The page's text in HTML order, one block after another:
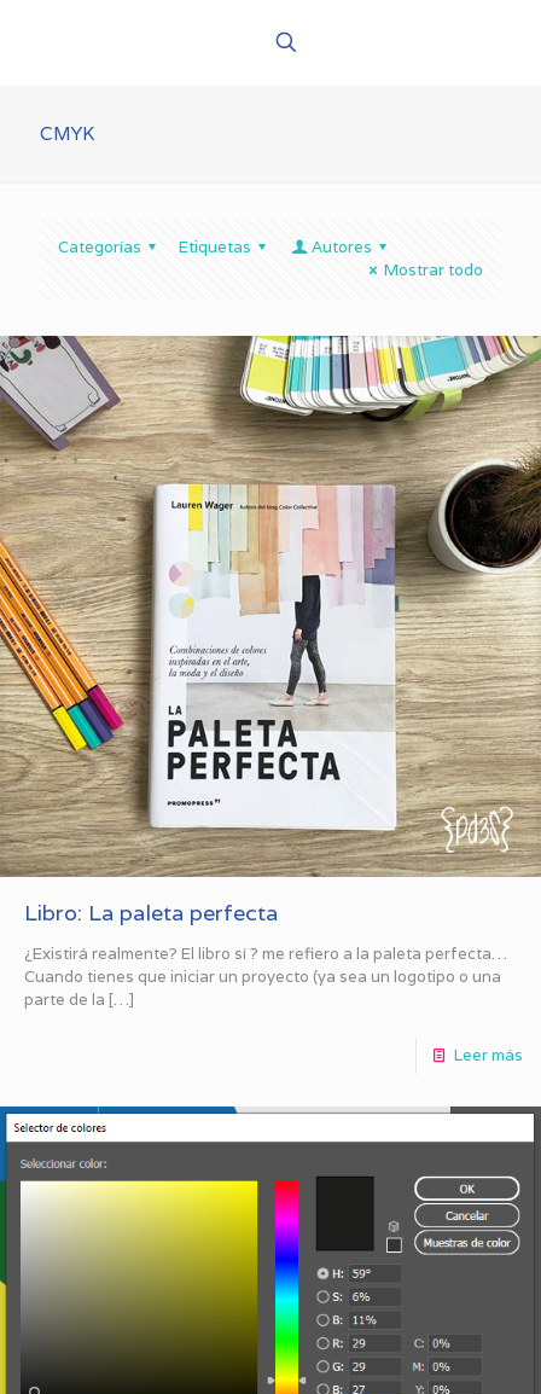
CMYK
Categorías Etiquetas
Autores
Mostrar todo
Libro: La paleta perfecta
¿Existirá realmente? El libro sí ? me refiero a la paleta perfecta…
Cuando tienes que iniciar un proyecto (ya sea un logotipo o una
parte de la […]
Leer más